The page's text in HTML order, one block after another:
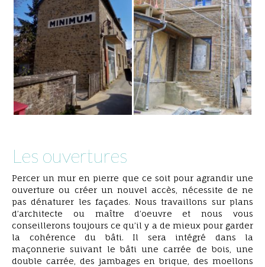
Les ouvertures
Percer un mur en pierre que ce soit pour agrandir une
ouverture ou créer un nouvel accès, nécessite de ne
pas dénaturer les façades. Nous travaillons sur plans
d’architecte ou maître d’oeuvre et nous vous
conseillerons toujours ce qu’il y a de mieux pour garder
la cohérence du bâti. Il sera intégré dans la
maçonnerie suivant le bâti une carrée de bois, une
double carrée, des jambages en brique, des moellons